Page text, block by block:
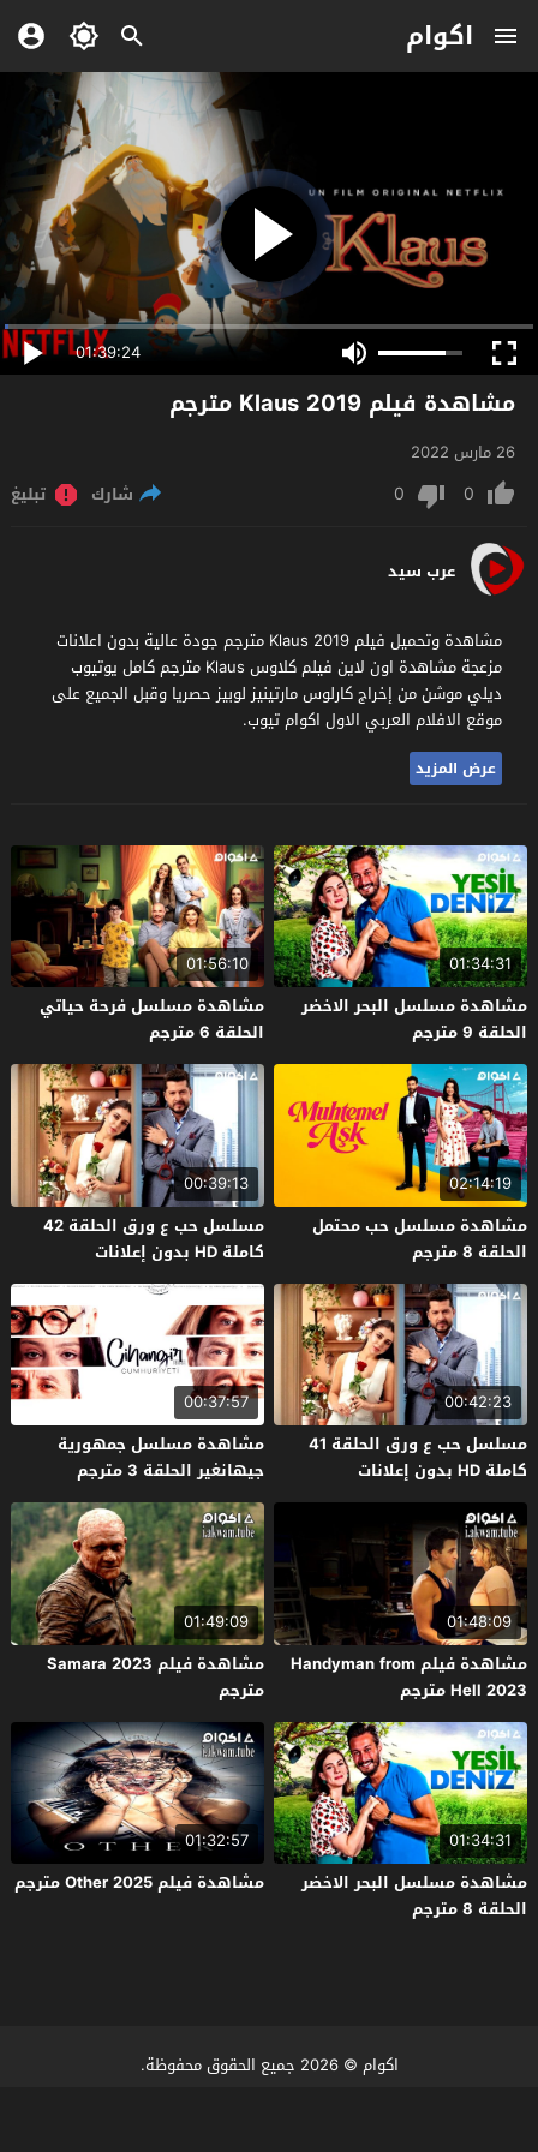
اكوام
01:39:24
مشاهدة فيلم Klaus 2019 مترجم
26 مارس 2022
0
0 شارك تبليغ
عرب سيد
مشاهدة وتحميل فيلم Klaus 2019 مترجم جودة عالية بدون اعلانات
مزعجة مشاهدة اون لاين فيلم كلاوس Klaus مترجم كامل يوتيوب
ديلي موشن من إخراج كارلوس مارتينيز لوبيز حصريا وقبل الجميع على
موقع الافلام العربي الاول اكوام تيوب.
عرض المزيد
01:34:31
مشاهدة مسلسل البحر الاخضر
الحلقة 9 مترجم
01:56:10
مشاهدة مسلسل فرحة حياتي
الحلقة 6 مترجم
02:14:19
مشاهدة مسلسل حب محتمل
الحلقة 8 مترجم
00:39:13
مسلسل حب ع ورق الحلقة 42
كاملة HD بدون إعلانات
00:42:23
مسلسل حب ع ورق الحلقة 41
كاملة HD بدون إعلانات
00:37:57
مشاهدة مسلسل جمهورية
جيهانغير الحلقة 3 مترجم
01:48:09
مشاهدة فيلم Handyman from
Hell 2023 مترجم
01:49:09
مشاهدة فيلم Samara 2023
مترجم
01:34:31
مشاهدة مسلسل البحر الاخضر
الحلقة 8 مترجم
01:32:57
مشاهدة فيلم Other 2025 مترجم
اكوام © 2026 جميع الحقوق محفوظة.